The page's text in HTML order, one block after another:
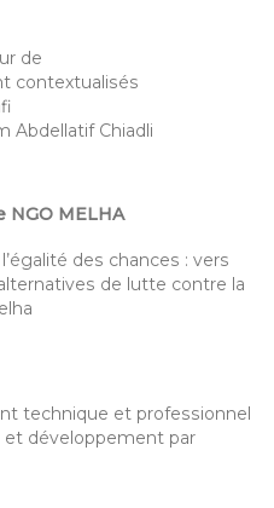
de
contextualisés
Abdellatif Chiadli
MELHA
des chances : vers
de lutte contre la
technique et professionnel
et développement par